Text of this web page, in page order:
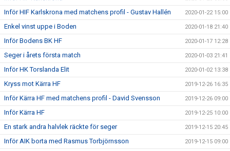
Inför HIF Karlskrona med matchens profil - Gustav Hallén 2020-01-22 15:00
Enkel vinst uppe i Boden 2020-01-18 21:40
Inför Bodens BK HF 2020-01-17 12:28
Seger i årets första match 2020-01-03 21:41
Inför HK Torslanda Elit 2020-01-02 13:38
Kryss mot Kärra HF 2019-12-26 16:35
Inför Kärra HF med matchens profil - David Svensson 2019-12-26 09:00
Inför Kärra HF 2019-12-25 10:00
En stark andra halvlek räckte för seger 2019-12-15 20:45
Inför AIK borta med Rasmus Torbjörnsson 2019-12-15 09:00